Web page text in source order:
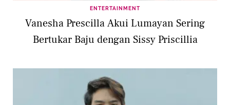
ENTERTAINMENT
Vanesha Prescilla Akui Lumayan Sering
Bertukar Baju dengan Sissy Priscillia